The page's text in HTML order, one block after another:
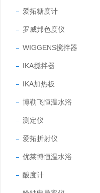
爱拓糖度计
罗威邦色度仪
WIGGENS搅拌器
IKA搅拌器
IKA加热板
博勒飞恒温水浴
测定仪
爱拓折射仪
优莱博恒温水浴
酸度计